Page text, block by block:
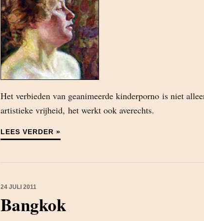
Het verbieden van geanimeerde kinderporno is niet
artistieke vrijheid, het werkt ook averechts.
LEES VERDER »
24 JULI 2011
Bangkok